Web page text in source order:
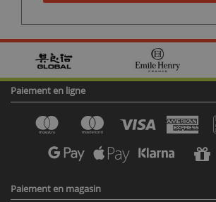
Paiement en ligne
Paiement en magasin